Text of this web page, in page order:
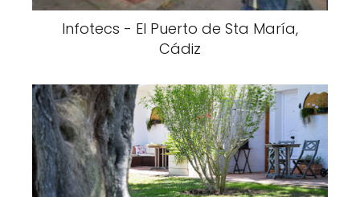
Infotecs - El Puerto de Sta María,
Cádiz